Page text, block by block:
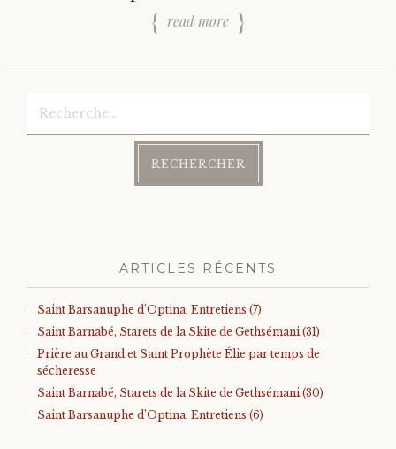
read more
ARTICLES RÉCENTS
Saint Barsanuphe d’Optina. Entretiens (7)
Saint Barnabé, Starets de la Skite de Gethsémani (31)
Prière au Grand et Saint Prophète Élie par temps de
sécheresse
Saint Barnabé, Starets de la Skite de Gethsémani (30)
Saint Barsanuphe d’Optina. Entretiens (6)